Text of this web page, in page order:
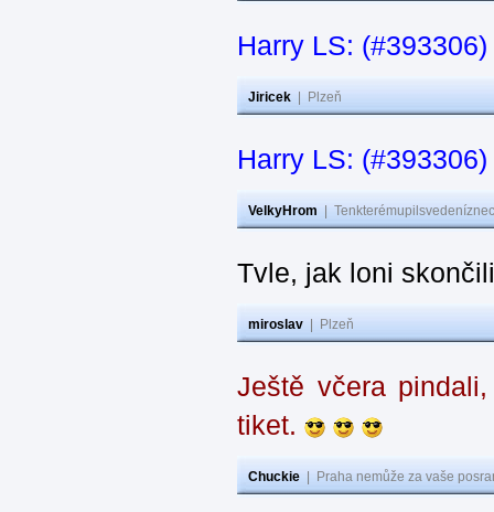
Harry LS:
Jiricek Plzeň
Harry LS:
VelkyHrom
Tvle, jak loni
miroslav Plzeň
Ještě včera
tiket.
Chuckie Praha nemůže za vaše